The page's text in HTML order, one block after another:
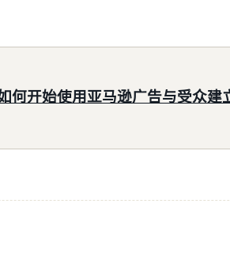
何开始使用亚马逊广告与受众建